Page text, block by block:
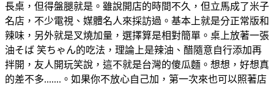
長桌，但得盤腿就是。雖說開店的時間不久，但立馬成了米子
名店，不少電視、媒體名人來採訪過。基本上就是分正常版和
辣味，另外就是叉燒加量，選擇算是相對簡單。桌上放著一張
油そば 笑ちゃん的吃法，理論上是辣油、醋隨意自行添加再
拌開，友人開玩笑說，這不就是台灣的傻瓜麵。想想，好想真
的差不多.......。如果你不放心自己加，第一次來也可以照著店